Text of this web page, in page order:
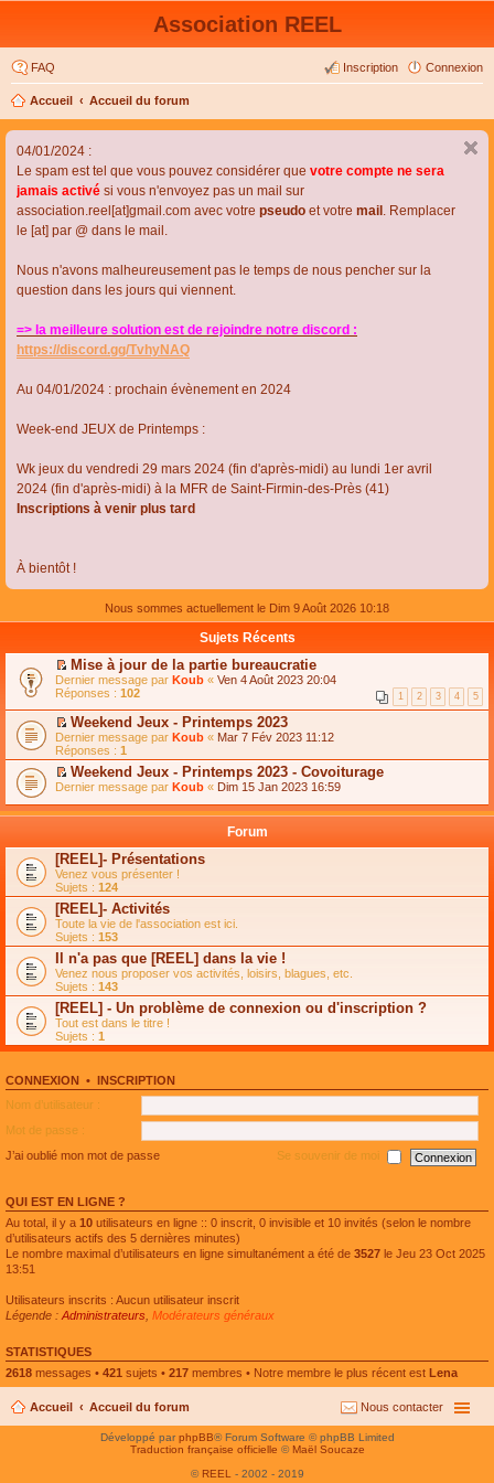
Association REEL
FAQ Connexion
Inscription
Accueil Accueil du forum
04/01/2024 :
Le spam est tel que vous pouvez considérer que votre compte ne sera
jamais activé si vous n'envoyez pas un mail sur
association.reel[at]gmail.com avec votre pseudo et votre mail . Remplacer
le [at] par @ dans le mail.
Nous n'avons malheureusement pas le temps de nous pencher sur la
question dans les jours qui viennent.
=> la meilleure solution est de rejoindre notre discord :
https://discord.gg/TvhyNAQ
Au 04/01/2024 : prochain évènement en 2024
Week-end JEUX de Printemps :
Wk jeux du vendredi 29 mars 2024 (fin d'après-midi) au lundi 1er avril
2024 (fin d'après-midi) à la MFR de Saint-Firmin-des-Près (41)
Inscriptions à venir plus tard
À bientôt !
Nous sommes actuellement le Dim 9 Août 2026 10:18
Sujets Récents
C
o
n
s
u
l
t
e
r
l
e
s
s
a
g
e
n
o
n
l
u
l
e
p
l
u
s
é
c
e
n
t
Mise à jour de la partie bureaucratie
Dernier message par Koub « Ven 4 Août 2023 20:04
Réponses : 102 1 2 3 4 5
C
o
n
s
u
t
l
e
m
e
s
s
a
g
e
n
o
n
l
u
l
e
l
u
s
é
e
Weekend Jeux - Printemps 2023
Dernier message par Koub « Mar 7 Fév 2023 11:12
Réponses : 1
C
n
l
t
e
r
l
e
m
e
s
s
a
g
e
n
o
n
u
l
e
l
s
e
n
t
Weekend Jeux - Printemps 2023 - Covoiturage
Dernier message par Koub « Dim 15 Jan 2023 16:59
Forum
[REEL]- Présentations
Venez vous présenter !
Sujets : 124
[REEL]- Activités
Toute la vie de l'association est ici.
Sujets : 153
Il n'a pas que [REEL] dans la vie !
Venez nous proposer vos activités, loisirs, blagues, etc.
Sujets : 143
[REEL] - Un problème de connexion ou d'inscription ?
Tout est dans le titre !
Sujets : 1
CONNEXION • INSCRIPTION
Nom d’utilisateur :
Mot de passe :
J’ai oublié mon mot de passe
Se souvenir de moi
QUI EST EN LIGNE ?
Au total, il y a 10 utilisateurs en ligne :: 0 inscrit, 0 invisible et 10 invités (selon le nombre
d’utilisateurs actifs des 5 dernières minutes)
Le nombre maximal d’utilisateurs en ligne simultanément a été de 3527 le Jeu 23 Oct 2025
13:51
Utilisateurs inscrits : Aucun utilisateur inscrit
Légende : Administrateurs Modérateurs généraux
STATISTIQUES
2618 messages • 421 sujets • 217 membres • Notre membre le plus récent est Lena
Accueil Accueil du forum Nous contacter
Développé parphpBB® Forum Software © phpBB Limited
Traduction française officielle © Maël Soucaze
© REEL - 2002 - 2019